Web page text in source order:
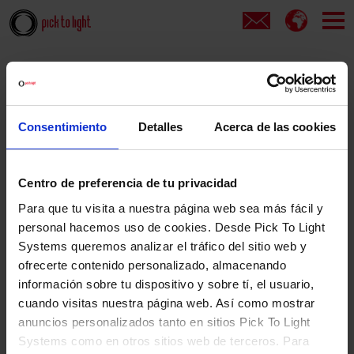
Consentimiento Detalles Acerca de las cookies
Centro de preferencia de tu privacidad
Para que tu visita a nuestra página web sea más fácil y
personal hacemos uso de cookies. Desde Pick To Light
Systems queremos analizar el tráfico del sitio web y
ofrecerte contenido personalizado, almacenando
información sobre tu dispositivo y sobre tí, el usuario,
cuando visitas nuestra página web. Así como mostrar
anuncios personalizados tanto en sitios Pick To Light
Systems como en otros sitios web de terceros. Para
Una marca, una gran experiencia
E-Commerce Automoción
Operadores Logísticos
Gran Distribución
Textil y Confección
Editorial y papelería
Informática, Electrónica y Electrodomésticos
Varios
Fnac Brico Prive
Florium
Forum Sport
Imaginarium